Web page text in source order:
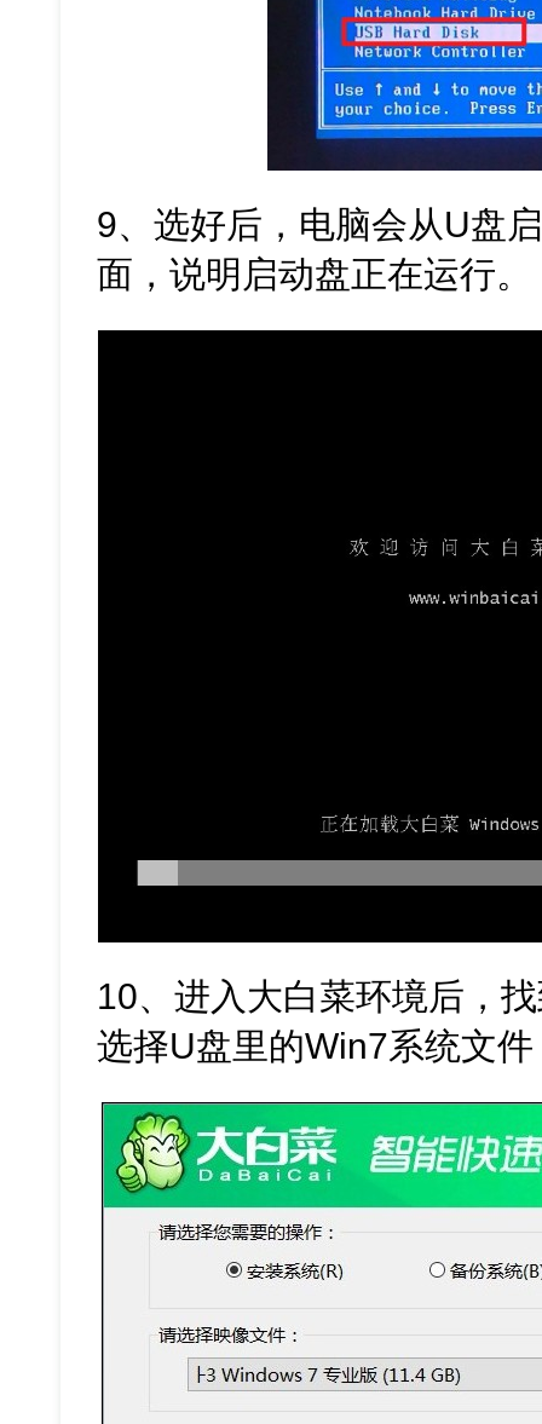
9、选好后，电脑会从U盘
面，说明启动盘正在运行。
10、进入大白菜环境后，
选择U盘里的Win7系统文件